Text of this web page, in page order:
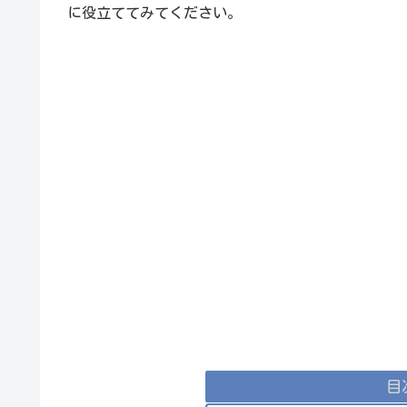
に役立ててみてください。
目